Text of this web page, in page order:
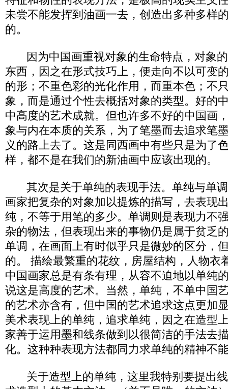
未尝不能发挥到油画一去，创造出多种多样
的。
因为中国画重视对象的生命特点，对象的
东西，因之在形式技巧上，便走向不以可变
的形；不重色彩的光化作用，而重本色；不
象，而是通过个性去概括对象的类型。好的
中高度的艺术成就。但也许多不好的中国画
象与内在本质的关系，为了笔墨而去追求笔
义的路上去了。这是同西画中有些只是为了
样，都不是在我们的新油画中应该出现的。
其次是关于单纯的表现手法。单纯与单调
画家把复杂的对象加以提炼的描写，去表现
纯，不等于用笔的多少。单调则是表现力不
杂的物法，但表现出来的事物仍是属于贫乏
单调，在画面上有时似乎只是微妙的区分，
的。 描绘最繁重的花纹，房屋结构，人物衣
中国画家总是有条有理，从容不迫地以单纯
说这是高度的艺术。当然，单纯，不单中国
的艺术亦含有，但中国的艺术追求这点更加
美术表现上的单纯，追求单纯，因之在造型
家善于运用墨和线条做到以很简洁的手法去
化。这种种表现方法都同力求单纯的精神不
关于造型上的单纯，这里我特别要提出线